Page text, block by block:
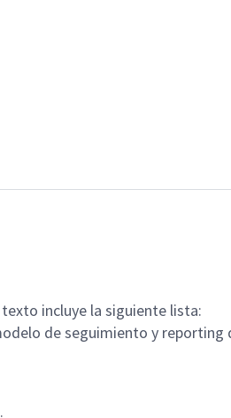
incluye la siguiente lista:
de seguimiento y